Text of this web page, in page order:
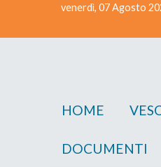
venerdì, 07 Agosto
HOME
DOCUMENTI